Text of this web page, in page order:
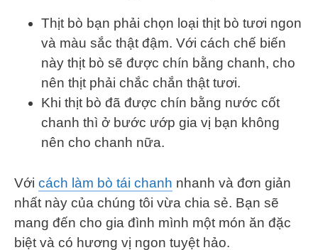
Thịt bò bạn phải chọn loại thịt bò tươi ngon
và màu sắc thật đậm. Với cách chế biến
này thịt bò sẽ được chín bằng chanh, cho
nên thịt phải chắc chắn thật tươi.
Khi thịt bò đã được chín bằng nước cốt
chanh thì ở bước ướp gia vị bạn không
nên cho chanh nữa.
Với cách làm bò tái chanh nhanh và đơn giản
nhất này của chúng tôi vừa chia sẻ. Bạn sẽ
mang đến cho gia đình mình một món ăn đặc
biệt và có hương vị ngon tuyệt hảo.